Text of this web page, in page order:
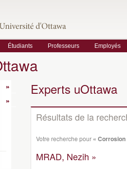
Étudiants Professeurs Employés
Experts uOttawa
Résultats de la
Votre recherche pour « Corrosion
MRAD, Nezih »